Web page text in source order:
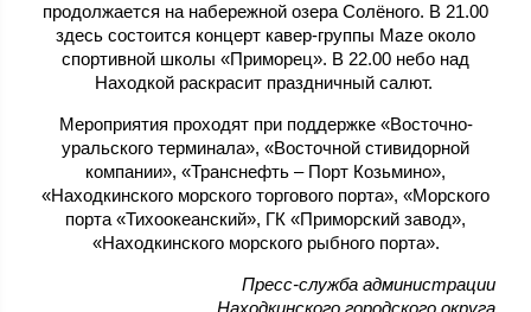
продолжается на набережной озера Солёного. В 21.00
здесь состоится концерт кавер-группы Maze около
спортивной школы «Приморец». В 22.00 небо над
Находкой раскрасит праздничный салют.
Мероприятия проходят при поддержке «Восточно-
уральского терминала», «Восточной стивидорной
компании», «Транснефть – Порт Козьмино»,
«Находкинского морского торгового порта», «Морского
порта «Тихоокеанский», ГК «Приморский завод»,
«Находкинского морского рыбного порта».
Пресс-служба администрации